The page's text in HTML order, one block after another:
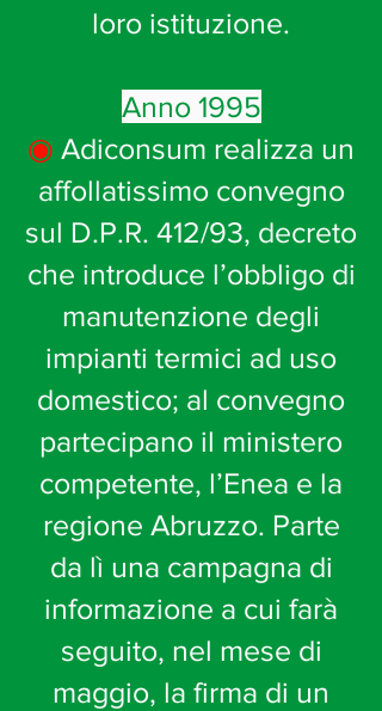
loro istituzione.
Anno 1995
◉ Adiconsum realizza un
affollatissimo convegno
sul D.P.R. 412/93, decreto
che introduce l’obbligo di
manutenzione degli
impianti termici ad uso
domestico; al convegno
partecipano il ministero
competente, l’Enea e la
regione Abruzzo. Parte
da lì una campagna di
informazione a cui farà
seguito, nel mese di
maggio, la firma di un